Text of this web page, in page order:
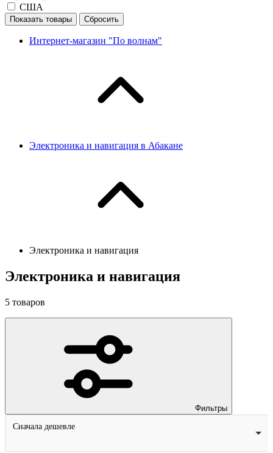
США
Показать товары Сбросить
Интернет-магазин "По волнам"
Электроника и навигация в Абакане
Электроника и навигация
Электроника и навигация
5 товаров
Фильтры
Сначала дешевле